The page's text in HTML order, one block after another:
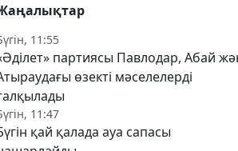
11:55
партиясы Павлодар, Абай
өзекті мәселелерді
11:47
қай қалада ауа сапасы